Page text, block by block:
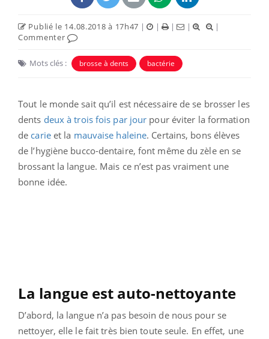
Publié le 14.08.2018 à 17h47 | | | |
|
Commenter
Mots clés : brosse à dents bactérie
Tout le monde sait qu’il est nécessaire de se brosser les
dents deux à trois fois par jour pour éviter la formation
de carieet la mauvaise haleine. Certains, bons élèves
de l’hygiène bucco-dentaire, font même du zèle en se
brossant la langue. Mais ce n’est pas vraiment une
bonne idée.
La langue est auto-nettoyante
D’abord, la langue n’a pas besoin de nous pour se
nettoyer, elle le fait très bien toute seule. En effet, une